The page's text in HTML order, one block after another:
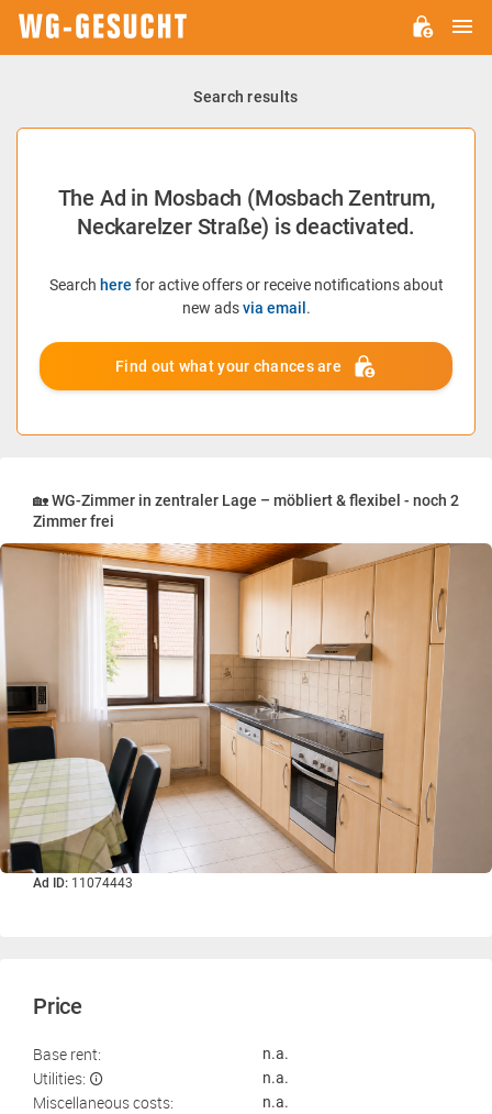
Search results
The Ad in Mosbach (Mosbach Zentrum,
Neckarelzer Straße) is deactivated.
Search here for active offers or receive notifications about
new adsvia email .
Find out what your chances are
🏡 WG-Zimmer in zentraler Lage – möbliert & flexibel - noch 2
Zimmer frei
Ad ID: 11074443
Price
Base rent: n.a.
Utilities: n.a.
Miscellaneous costs: n.a.